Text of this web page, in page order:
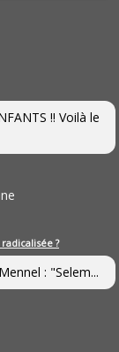
!! Voilà le
?
: "Selem...